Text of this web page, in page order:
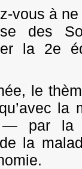
vous à
des
la 2e
le
la
par la
la